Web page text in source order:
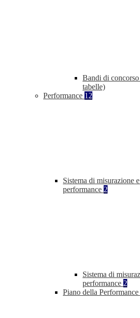
Bandi di
tabelle)
Performance 12
Sistema di misurazione
performance 2
Sistema di
performance 2
Piano della Performance